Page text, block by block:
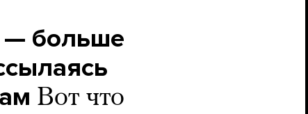
— больше
Вот что